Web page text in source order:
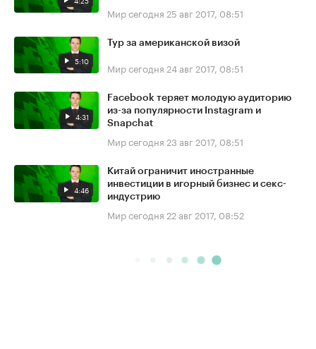
Мир сегодня 25 авг 2017, 08:51
5:10
Тур за американской визой
Мир сегодня 24 авг 2017, 08:51
4:31
Facebook теряет молодую аудиторию
из-за популярности Instagram и
Snapchat
Мир сегодня 23 авг 2017, 08:51
4:46
Китай ограничит иностранные
инвестиции в игорный бизнес и секс-
индустрию
Мир сегодня 22 авг 2017, 08:52